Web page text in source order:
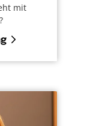
mit